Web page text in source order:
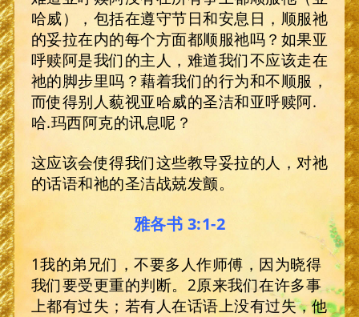
哈威），包括在遵守节日和安息日，顺服祂
的妥拉在内的每个方面都顺服祂吗？如果亚
呼赎阿是我们的主人，难道我们不应该走在
祂的脚步里吗？藉着我们的行为和不顺服，
而使得别人藐视亚哈威的圣洁和亚呼赎阿.
哈.玛西阿克的讯息呢？
这应该会使得我们这些教导妥拉的人，对祂
的话语和祂的圣洁战兢发颤。
雅各书 3:1-2
1我的弟兄们，不要多人作师傅，因为晓得
我们要受更重的判断。2原来我们在许多事
上都有过失；若有人在话语上没有过失，他